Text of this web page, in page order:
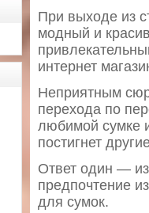
При выходе из
модный и
интернет
Неприятным
перехода по
любимой сумке
постигнет
Ответ один —
предпочтение
для сумок.